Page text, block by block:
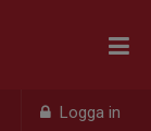
Logga in